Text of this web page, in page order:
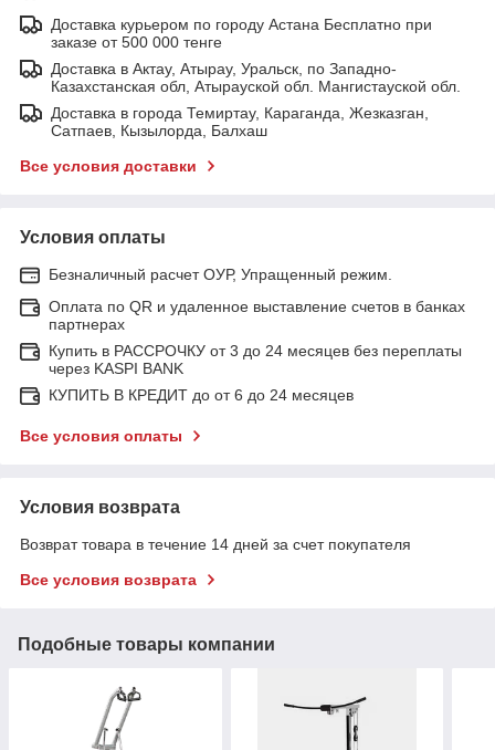
Доставка курьером по городу Астана Бесплатно при
заказе от 500 000 тенге
Доставка в Актау, Атырау, Уральск, по Западно-
Казахстанская обл, Атырауской обл. Мангистауской обл.
Доставка в города Темиртау, Караганда, Жезказган,
Сатпаев, Кызылорда, Балхаш
Все условия доставки
Условия оплаты
Безналичный расчет ОУР, Упращенный режим.
Оплата по QR и удаленное выставление счетов в банках
партнерах
Купить в РАССРОЧКУ от 3 до 24 месяцев без переплаты
через KASPI BANK
КУПИТЬ В КРЕДИТ до от 6 до 24 месяцев
Все условия оплаты
Условия возврата
Возврат товара в течение 14 дней за счет покупателя
Все условия возврата
Подобные товары компании